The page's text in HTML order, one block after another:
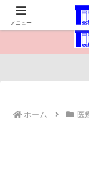
医療
ホーム 医
メニュー